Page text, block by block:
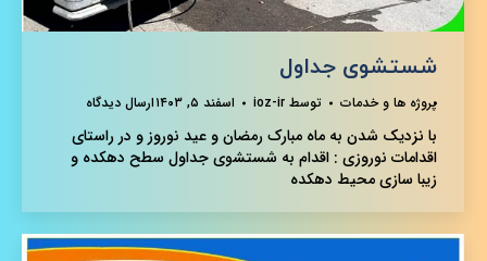
شستشوی جداول
پروژه ها و خدمات توسط ioz-ir اسفند ۵, ۱۴۰۳ ارسال دیدگاه
با نزدیک شدن به ماه مبارک رمضان و عید نوروز و در راستای
اقدامات نوروزی : اقدام به شستشوی جداول سطح دهکده و
زیبا سازی محیط دهکده